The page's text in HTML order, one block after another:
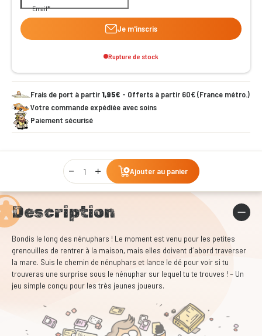
Email
Je m'inscris
Rupture de stock
Frais de port à partir1,95€ - Offerts à partir 60€ (France métro.)
Votre commande expédiée avec soins
Paiement sécurisé
Qty
Ajouter au panier
Description
Bondis le long des nénuphars ! Le moment est venu pour les petites
grenouilles de rentrer à la maison, mais elles doivent d´abord traverser
la mare. Suis le chemin de nénuphars et lance le dé pour voir si tu
trouveras une surprise sous le nénuphar sur lequel tu te trouves ! – Un
jeu simple conçu pour les très jeunes joueurs.